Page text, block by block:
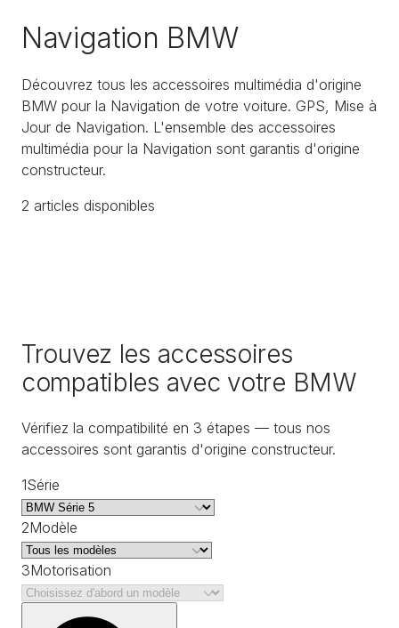
Navigation BMW
Découvrez tous les accessoires multimédia d'origine
BMW pour la Navigation de votre voiture. GPS, Mise à
Jour de Navigation. L'ensemble des accessoires
multimédia pour la Navigation sont garantis d'origine
constructeur.
2 articles disponibles
Trouvez les accessoires
compatibles avec votre BMW
Vérifiez la compatibilité en 3 étapes — tous nos
accessoires sont garantis d'origine constructeur.
1Série
2Modèle
3Motorisation